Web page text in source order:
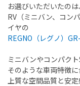
お選びいただいたのは、
RV（ミニバン、コン
イヤの
REGNO（レグノ）
ミニバンやコンパク
そのような車両特徴に
上質な空間品質と安